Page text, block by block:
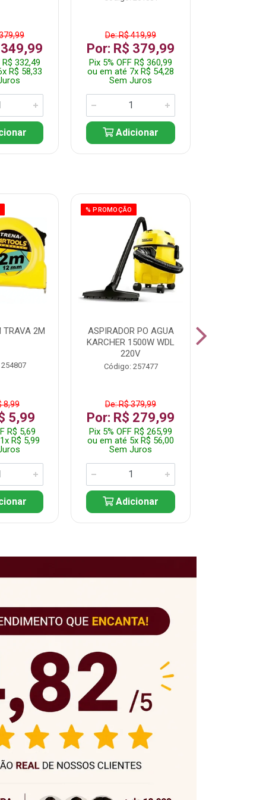
R$ 332,49
R$ 58,33
De: R$ 419,99
Por: R$ 379,99
Pix 5% OFF R$ 360,99
ou em até 7x R$ 54,28
Sem Juros
Adicionar
TRAVA 2M
8,99
5,99
R$ 5,69
R$ 5,99
% PROMOÇÃO
ASPIRADOR PO AGUA
KARCHER 1500W WDL
220V
Código: 257477
De: R$ 379,99
Por: R$ 279,99
Pix 5% OFF R$ 265,99
ou em até 5x R$ 56,00
Sem Juros
Adicionar